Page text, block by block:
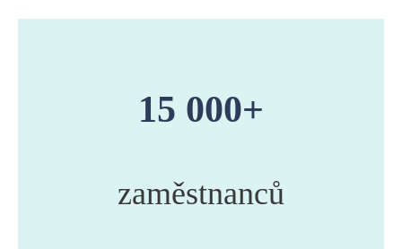
15 000+
zaměstnanců